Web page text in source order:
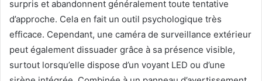
surpris et abandonnent généralement toute tentative
d’approche. Cela en fait un outil psychologique très
efficace. Cependant, une caméra de surveillance extérieur
peut également dissuader grâce à sa présence visible,
surtout lorsqu’elle dispose d’un voyant LED ou d’une